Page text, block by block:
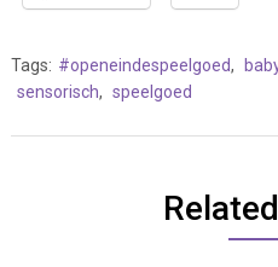
Tags: #openeindespeelgoed,
sensorisch, speelgoed